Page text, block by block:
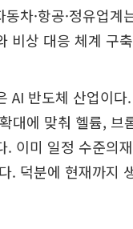
차·항공·정유업
비상 대응 체계 구
AI 반도체 산업이
대에 맞춰 헬륨, 브
. 이미 일정 수준의
. 덕분에 현재까지